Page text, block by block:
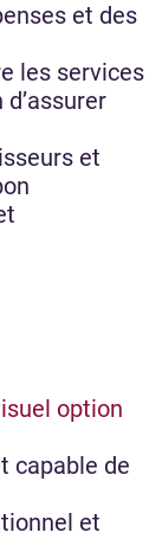
et des
les services
et
option
capable de
et